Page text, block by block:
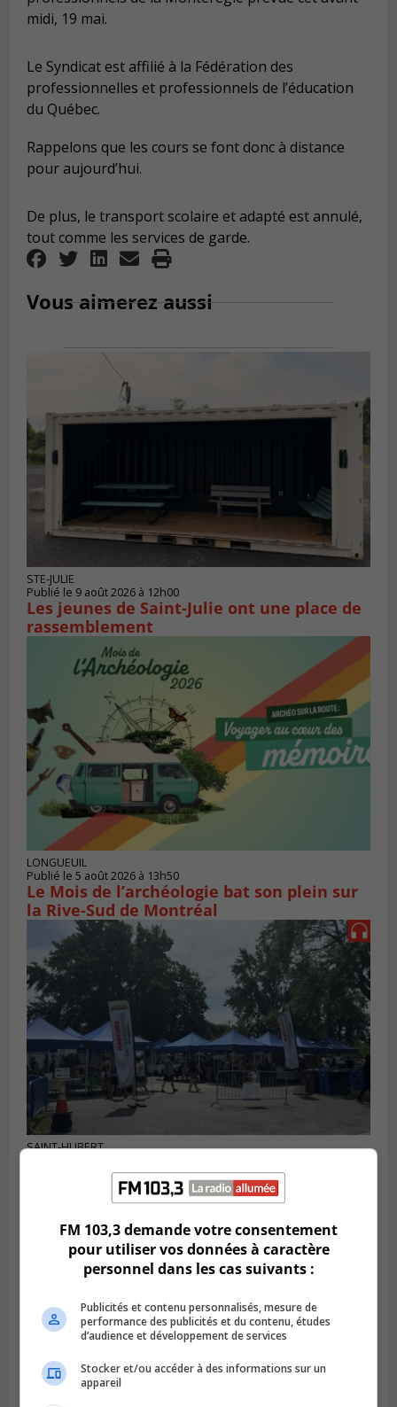
midi, 19 mai.
Le Syndicat est affilié à la Fédération des
professionnelles et professionnels de l’éducation
du Québec.
Rappelons que les cours se font donc à distance
pour aujourd’hui.
De plus, le transport scolaire et adapté est annulé,
tout comme les services de garde.
Vous aimerez aussi
STE-JULIE
Publié le 9 août 2026 à 12h00
Les jeunes de Saint-Julie ont une place de
rassemblement
LONGUEUIL
Publié le 5 août 2026 à 13h50
Le Mois de l’archéologie bat son plein sur
la Rive-Sud de Montréal
SAINT-HUBERT
L’arrivée du marché saisonnier à Saint-
FM 103,3 demande votre consentement
pour utiliser vos données à caractère
personnel dans les cas suivants :
Publicités et contenu personnalisés, mesure de
performance des publicités et du contenu, études
d’audience et développement de services
Stocker et/ou accéder à des informations sur un
appareil